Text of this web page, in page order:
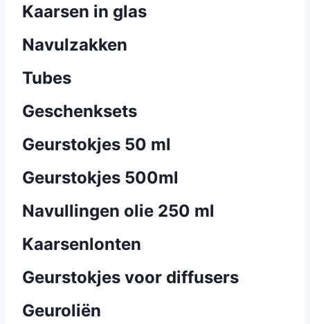
Kaarsen in glas
Navulzakken
Tubes
Geschenksets
Geurstokjes 50 ml
Geurstokjes 500ml
Navullingen olie 250 ml
Kaarsenlonten
Geurstokjes voor diffusers
Geur­oliën